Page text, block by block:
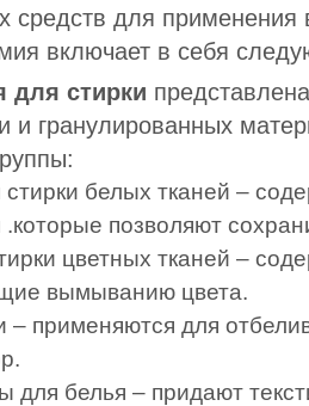
средств для
включает в себя
для стирки
и гранулированных
белых тканей –
.которые позволяют
цветных тканей –
вымыванию цвета.
– применяются для
для белья – придают